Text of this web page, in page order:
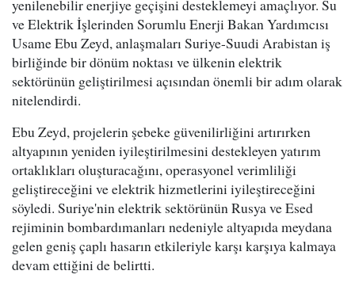
yenilenebilir enerjiye geçişini desteklemeyi amaçlıyor. Su
ve Elektrik İşlerinden Sorumlu Enerji Bakan Yardımcısı
Usame Ebu Zeyd, anlaşmaları Suriye-Suudi Arabistan iş
birliğinde bir dönüm noktası ve ülkenin elektrik
sektörünün geliştirilmesi açısından önemli bir adım olarak
nitelendirdi.
Ebu Zeyd, projelerin şebeke güvenilirliğini artırırken
altyapının yeniden iyileştirilmesini destekleyen yatırım
ortaklıkları oluşturacağını, operasyonel verimliliği
geliştireceğini ve elektrik hizmetlerini iyileştireceğini
söyledi. Suriye'nin elektrik sektörünün Rusya ve Esed
rejiminin bombardımanları nedeniyle altyapıda meydana
gelen geniş çaplı hasarın etkileriyle karşı karşıya kalmaya
devam ettiğini de belirtti.